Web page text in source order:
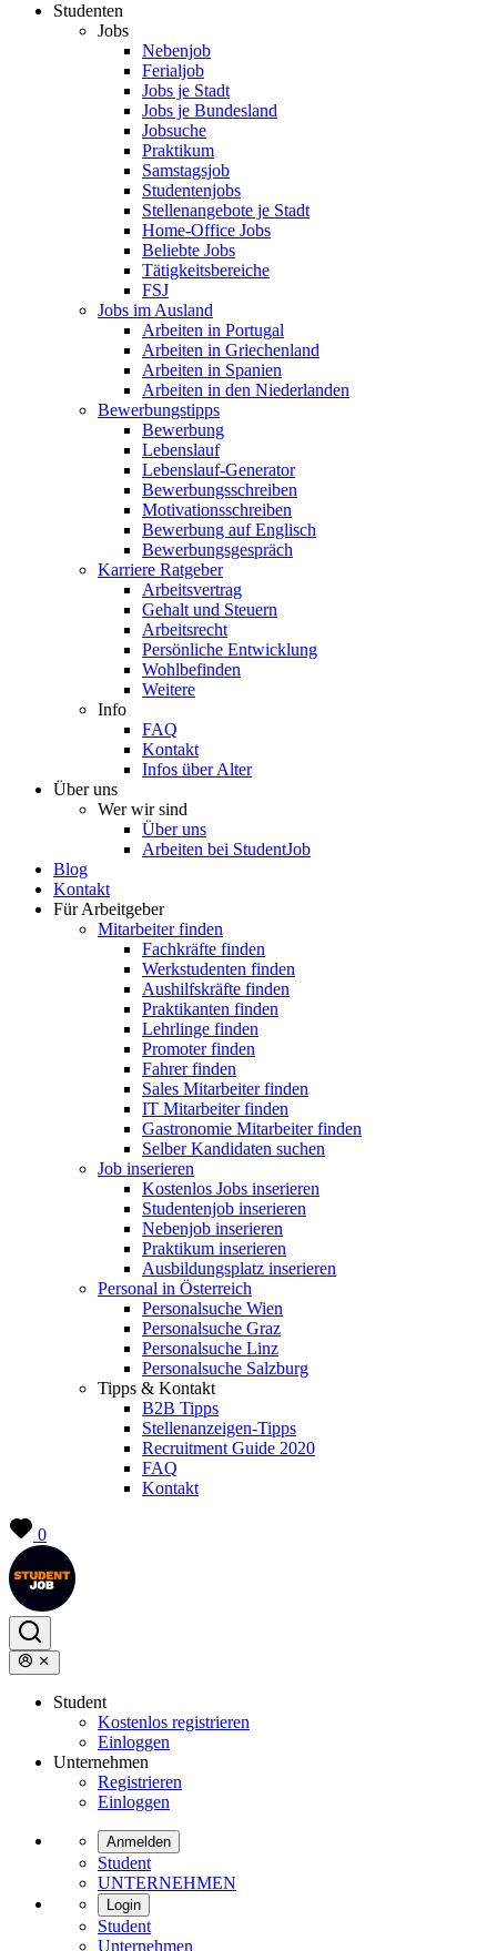
Studenten
Jobs
Nebenjob
Ferialjob
Jobs je Stadt
Jobs je Bundesland
Jobsuche
Praktikum
Samstagsjob
Studentenjobs
Stellenangebote je Stadt
Home-Office Jobs
Beliebte Jobs
Tätigkeitsbereiche
FSJ
Jobs im Ausland
Arbeiten in Portugal
Arbeiten in Griechenland
Arbeiten in Spanien
Arbeiten in den Niederlanden
Bewerbungstipps
Bewerbung
Lebenslauf
Lebenslauf-Generator
Bewerbungsschreiben
Motivationsschreiben
Bewerbung auf Englisch
Bewerbungsgespräch
Karriere Ratgeber
Arbeitsvertrag
Gehalt und Steuern
Arbeitsrecht
Persönliche Entwicklung
Wohlbefinden
Weitere
Info
FAQ
Kontakt
Infos über Alter
Über uns
Wer wir sind
Über uns
Arbeiten bei StudentJob
Blog
Kontakt
Für Arbeitgeber
Mitarbeiter finden
Fachkräfte finden
Werkstudenten finden
Aushilfskräfte finden
Praktikanten finden
Lehrlinge finden
Promoter finden
Fahrer finden
Sales Mitarbeiter finden
IT Mitarbeiter finden
Gastronomie Mitarbeiter finden
Selber Kandidaten suchen
Job inserieren
Kostenlos Jobs inserieren
Studentenjob inserieren
Nebenjob inserieren
Praktikum inserieren
Ausbildungsplatz inserieren
Personal in Österreich
Personalsuche Wien
Personalsuche Graz
Personalsuche Linz
Personalsuche Salzburg
Tipps & Kontakt
B2B Tipps
Stellenanzeigen-Tipps
Recruitment Guide 2020
FAQ
Kontakt
0
Student
Kostenlos registrieren
Einloggen
Unternehmen
Registrieren
Einloggen
Anmelden
Student
UNTERNEHMEN
Login
Student
Unternehmen